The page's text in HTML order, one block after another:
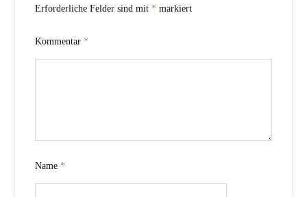
Erforderliche Felder sind mit * markiert
Kommentar *
Name *